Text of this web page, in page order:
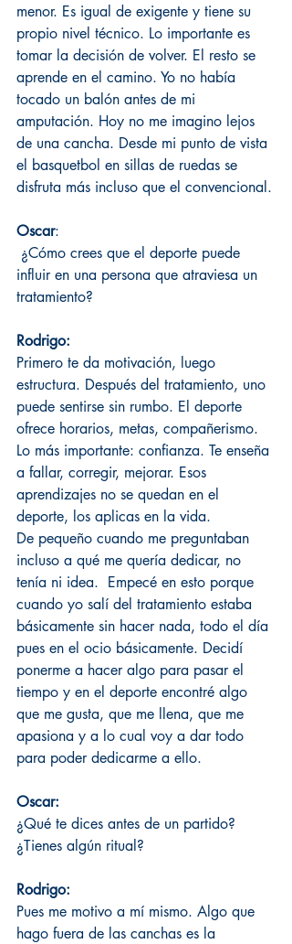
menor. Es igual de exigente y tiene su
propio nivel técnico. Lo importante es
tomar la decisión de volver. El resto se
aprende en el camino. Yo no había
tocado un balón antes de mi
amputación. Hoy no me imagino lejos
de una cancha. Desde mi punto de vista
el basquetbol en sillas de ruedas se
disfruta más incluso que el convencional.
Oscar:
influir en una persona que atraviesa un
tratamiento?
Rodrigo:
Primero te da motivación, luego
estructura. Después del tratamiento, uno
puede sentirse sin rumbo. El deporte
ofrece horarios, metas, compañerismo.
Lo más importante: confianza. Te enseña
a fallar, corregir, mejorar. Esos
aprendizajes no se quedan en el
deporte, los aplicas en la vida.
De pequeño cuando me preguntaban
incluso a qué me quería dedicar, no
tenía ni idea.  Empecé en esto porque
cuando yo salí del tratamiento estaba
básicamente sin hacer nada, todo el día
pues en el ocio básicamente. Decidí
ponerme a hacer algo para pasar el
tiempo y en el deporte encontré algo
que me gusta, que me llena, que me
apasiona y a lo cual voy a dar todo
para poder dedicarme a ello.
Oscar:
¿Qué te dices antes de un partido?
¿Tienes algún ritual?
Rodrigo:
Pues me motivo a mí mismo. Algo que
hago fuera de las canchas es la